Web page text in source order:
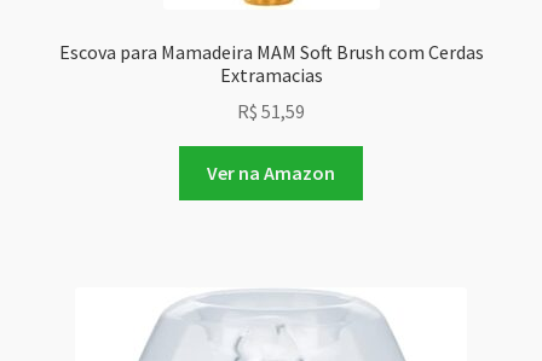
Escova para Mamadeira MAM Soft Brush com Cerdas
Extramacias
R$ 51,59
Ver na Amazon